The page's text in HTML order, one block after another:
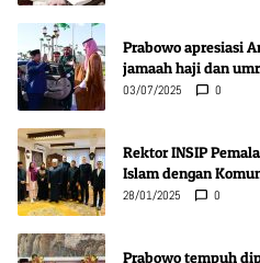
Prabowo apresiasi
jamaah haji dan
03/07/2025 0
Rektor INSIP
Islam dengan
28/01/2025 0
Prabowo tempuh